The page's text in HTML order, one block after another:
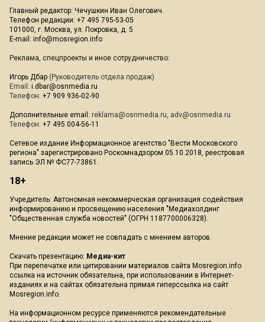
Главный редактор: Чечушкин Иван Олегович.
Телефон редакции: +7 495 795-53-05
101000, г. Москва, ул. Покровка, д. 5
E-mail: info@mosregion.info
Реклама, спецпроекты и иное сотрудничество:
Игорь Дбар (Руководитель отдела продаж)
Email: i.dbar@osnmedia.ru
Телефон: +7 909 936-02-90
Дополнительные email: reklama@osnmedia.ru, adv@osnmedia.ru
Телефон: +7 495 004-56-11
Сетевое издание Информационное агентство "Вести Московского
региона" зарегистрировано Роскомнадзором 05.10.2018, реестровая
запись ЭЛ № ФС77-73861.
18+
Учредитель: Автономная некоммерческая организация содействия
информированию и просвещению населения "Медиахолдинг
"Общественная служба новостей" (ОГРН 1187700006328).
Мнение редакции может не совпадать с мнением авторов.
Скачать презентацию: Медиа-кит
При перепечатке или цитировании материалов сайта Mosregion.info
ссылка на источник обязательна, при использовании в Интернет-
изданиях и на сайтах обязательна прямая гиперссылка на сайт
Mosregion.info.
На информационном ресурсе применяются рекомендательные